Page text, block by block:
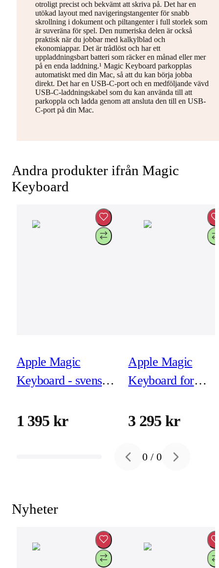
otroligt precist och bekvämt att skriva på. Det har en
utökad layout med navigeringstangenter för snabb
skrollning i dokument och piltangenter i full storlek som
är suveräna för spel. Den numeriska delen är också
praktisk när du jobbar med kalkylblad och
ekonomiappar. Det är trådlöst och har ett
uppladdningsbart batteri som räcker en månad eller mer
på en enda laddning.¹ Magic Keyboard parkopplas
automatiskt med din Mac, så att du kan börja jobba
direkt. Det har en USB-C-port och en medföljande vävd
USB-C-laddningskabel som du kan använda till att
parkoppla och ladda genom att ansluta den till en USB-
C-port på din Mac.
Andra produkter ifrån Magic
Keyboard
Apple Magic
Keyboard - svenskt
1 395 kr
Apple Magic
Keyboard for
(M3/M2) -
3 295 kr
Previous slide
0 /0 Next slide
Nyheter